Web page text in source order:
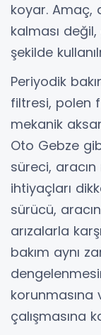
koyar. Amaç,
kalması
şekilde
Periyodik
filtresi, polen
mekanik
Oto Gebze
süreci,
ihtiyaçları
sürücü,
arızalarla
bakım aynı
korunmasına
çalışmasına